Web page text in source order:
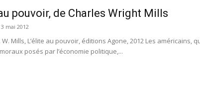
pouvoir, de Charles Wright Mills
3 mai 2012
W. Mills, L’élite au pouvoir, éditions Agone, 2012 Les américains,
posés par l’économie politique,...